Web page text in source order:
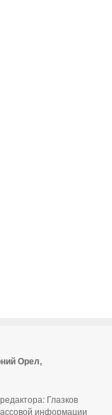
Орел,
Глазков
информации